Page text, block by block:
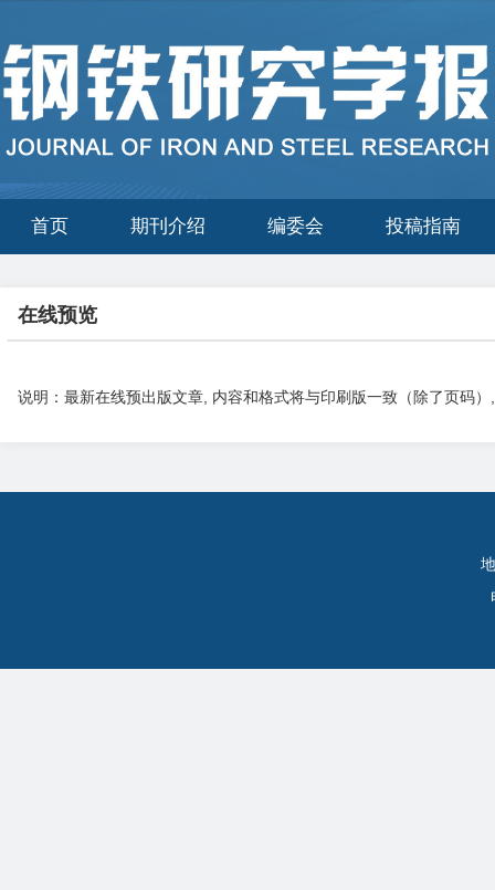
首页 期刊介绍 编委会 投稿指南
在线预览
说明：最新在线预出版文章, 内容和格式将与印刷版一致（除了页码